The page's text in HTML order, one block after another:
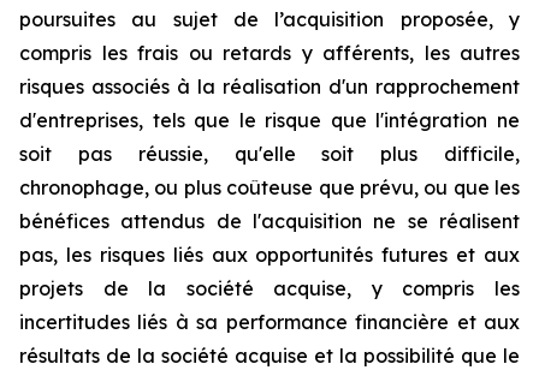
poursuites au sujet de l’acquisition proposée, y
compris les frais ou retards y afférents, les autres
risques associés à la réalisation d'un rapprochement
d'entreprises, tels que le risque que l'intégration ne
soit pas réussie, qu'elle soit plus difficile,
chronophage, ou plus coûteuse que prévu, ou que les
bénéfices attendus de l'acquisition ne se réalisent
pas, les risques liés aux opportunités futures et aux
projets de la société acquise, y compris les
incertitudes liés à sa performance financière et aux
résultats de la société acquise et la possibilité que le